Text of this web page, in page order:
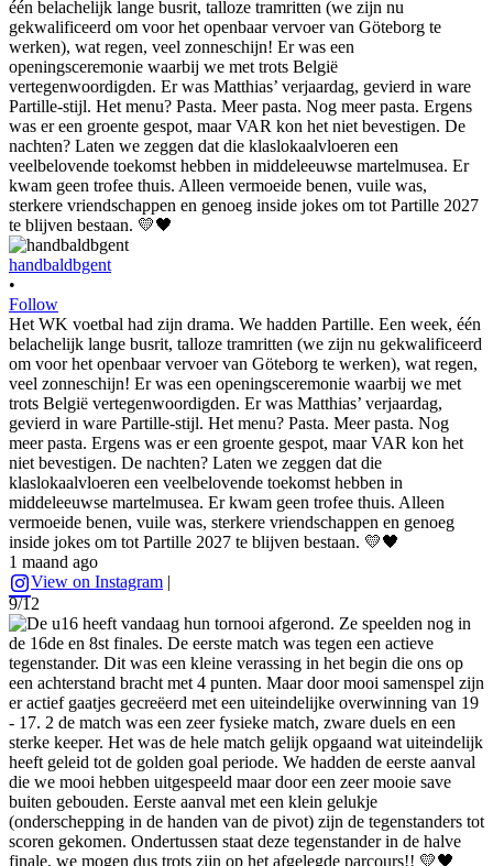
handbaldbgent
•
Follow
Het WK voetbal had zijn drama. We hadden Partille. Een week, één
belachelijk lange busrit, talloze tramritten (we zijn nu gekwalificeerd
om voor het openbaar vervoer van Göteborg te werken), wat regen,
veel zonneschijn! Er was een openingsceremonie waarbij we met
trots België vertegenwoordigden. Er was Matthias’ verjaardag,
gevierd in ware Partille-stijl. Het menu? Pasta. Meer pasta. Nog
meer pasta. Ergens was er een groente gespot, maar VAR kon het
niet bevestigen. De nachten? Laten we zeggen dat die
klaslokaalvloeren een veelbelovende toekomst hebben in
middeleeuwse martelmusea. Er kwam geen trofee thuis. Alleen
vermoeide benen, vuile was, sterkere vriendschappen en genoeg
inside jokes om tot Partille 2027 te blijven bestaan. 💛🖤
1 maand ago
View on Instagram |
9/12